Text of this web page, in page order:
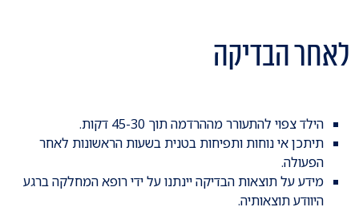
לאחר הבדיקה
הילד צפוי להתעורר מההרדמה תוך 45-30 דקות.
תיתכן אי נוחות ותפיחות בטנית בשעות הראשונות לאחר
הפעולה.
מידע על תוצאות הבדיקה יינתנו על ידי רופא המחלקה ברגע
היוודע תוצאותיה.